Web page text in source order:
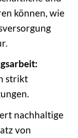
können, wie
strikt
nachhaltige
von